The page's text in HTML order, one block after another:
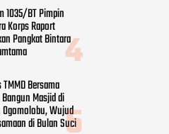
1035/BT Pimpin
Korps Raport
Pangkat Bintara
Bersama
Masjid di
Wujud
di Bulan Suci